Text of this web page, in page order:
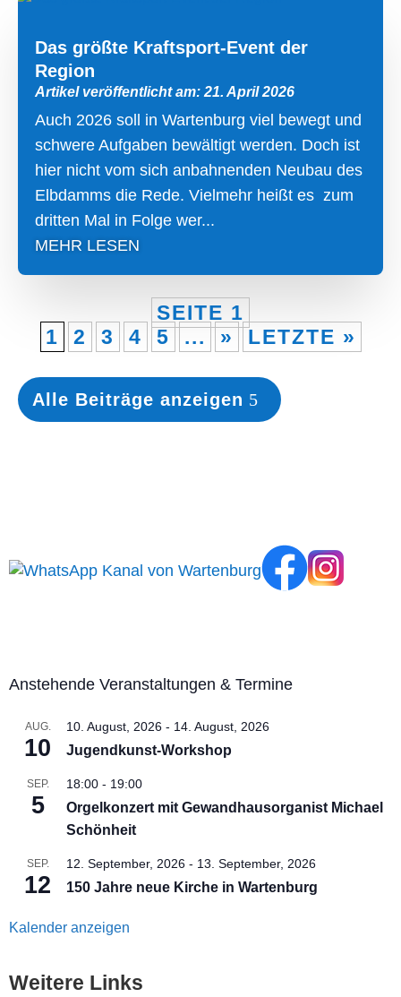
Das größte Kraftsport-Event der
Region
Artikel veröffentlicht am: 21. April 2026
Auch 2026 soll in Wartenburg viel bewegt und
schwere Aufgaben bewältigt werden. Doch ist
hier nicht vom sich anbahnenden Neubau des
Elbdamms die Rede. Vielmehr heißt es zum
dritten Mal in Folge wer...
MEHR LESEN
SEITE 1
1
2 3 4 5 ... » LETZTE »
Alle Beiträge anzeigen
Anstehende Veranstaltungen & Termine
AUG.
10
10. August, 2026 - 14. August, 2026
Jugendkunst-Workshop
SEP.
5
18:00 - 19:00
Orgelkonzert mit Gewandhausorganist Michael
Schönheit
SEP.
12
12. September, 2026 - 13. September, 2026
150 Jahre neue Kirche in Wartenburg
Kalender anzeigen
Weitere Links